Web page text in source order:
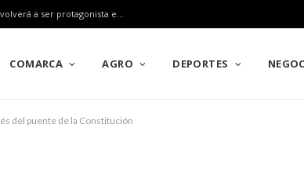
Pozoblanco ratifica su gran alianza con el Rally Sierra Morena y volverá a ser protagonista en el Campeonato de Europa en 2027
COMARCA AGRO DEPORTES
del puente de la Constitución